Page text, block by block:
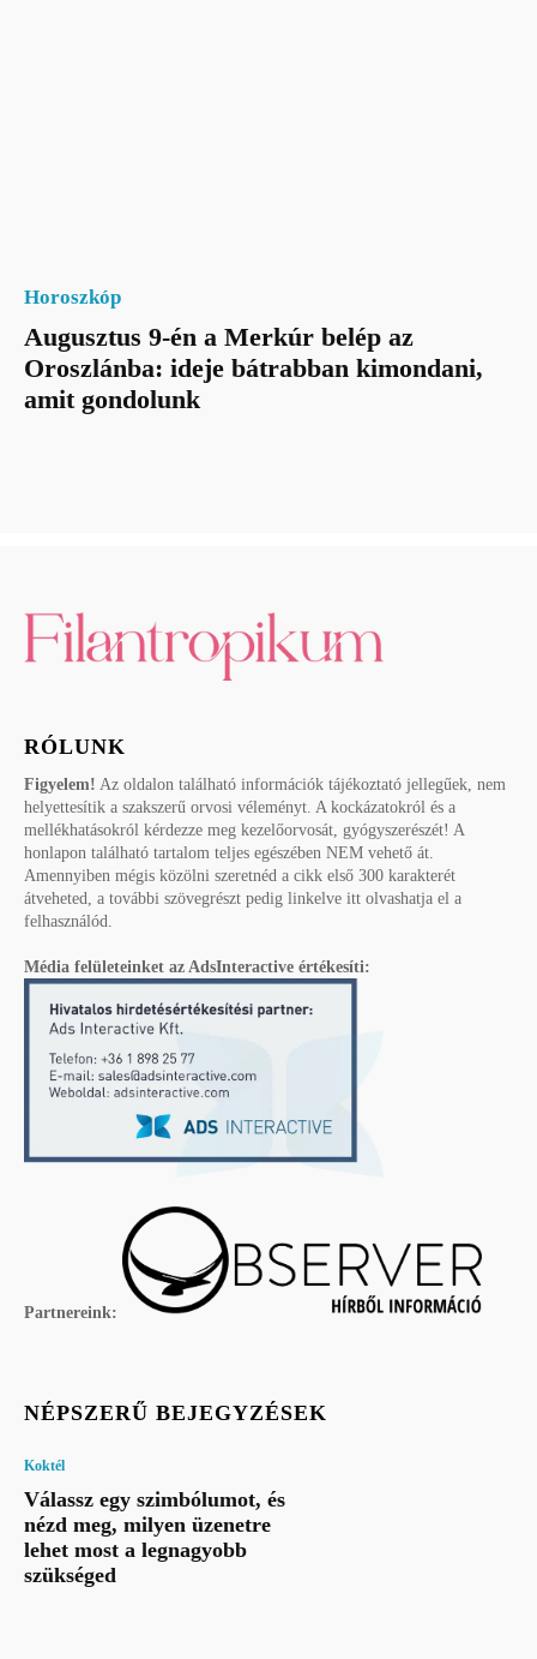
Horoszkóp
Augusztus 9-én a Merkúr belép az
Oroszlánba: ideje bátrabban kimondani,
amit gondolunk
RÓLUNK
Figyelem! Az oldalon található információk tájékoztató jellegűek, nem
helyettesítik a szakszerű orvosi véleményt. A kockázatokról és a
mellékhatásokról kérdezze meg kezelőorvosát, gyógyszerészét! A
honlapon található tartalom teljes egészében NEM vehető át.
Amennyiben mégis közölni szeretnéd a cikk első 300 karakterét
átveheted, a további szövegrészt pedig linkelve itt olvashatja el a
felhasználód.
Média felületeinket az AdsInteractive értékesíti:
Partnereink:
NÉPSZERŰ BEJEGYZÉSEK
Koktél
Válassz egy szimbólumot, és
nézd meg, milyen üzenetre
lehet most a legnagyobb
szükséged